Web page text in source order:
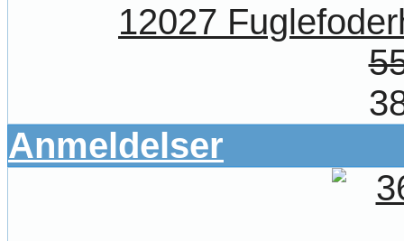
12027
Anmeldelser